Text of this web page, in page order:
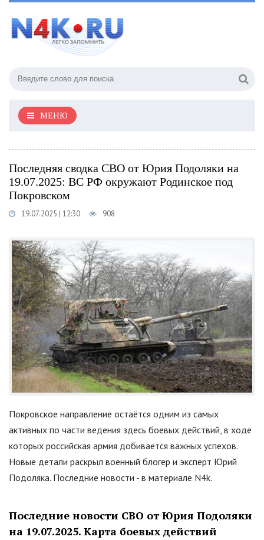
МЕНЮ
Последняя сводка СВО от Юрия Подоляки на
19.07.2025: ВС РФ окружают Родинское под
Покровском
19.07.2025 | 12:30 908
Покровское направление остаётся одним из самых
активных по части ведения здесь боевых действий, в ходе
которых российская армия добивается важных успехов.
Новые детали раскрыл военный блогер и эксперт Юрий
Подоляка. Последние новости - в материале N4k.
Последние новости СВО от Юрия Подоляки
на 19.07.2025. Карта боевых действий